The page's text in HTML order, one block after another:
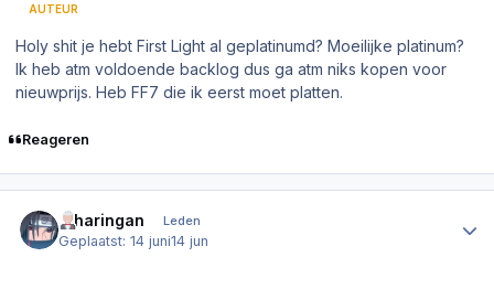
AUTEUR
Holy shit je hebt First Light al geplatinumd? Moeilijke platinum?
Ik heb atm voldoende backlog dus ga atm niks kopen voor
nieuwprijs. Heb FF7 die ik eerst moet platten.
Reageren
.Sharingan Leden
Geplaatst:14 juni14 jun